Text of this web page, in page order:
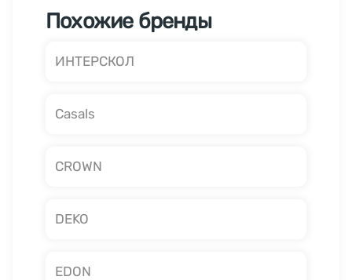
Похожие бренды
ИНТЕРСКОЛ
Casals
CROWN
DEKO
EDON